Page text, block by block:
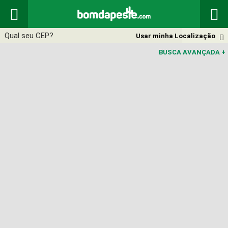
 

Usar minha Localização
BUSCA AVANÇADA +